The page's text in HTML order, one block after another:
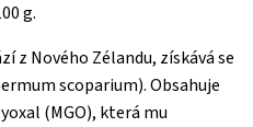
g.
z Nového Zélandu, získává se
scoparium). Obsahuje
(MGO), která mu